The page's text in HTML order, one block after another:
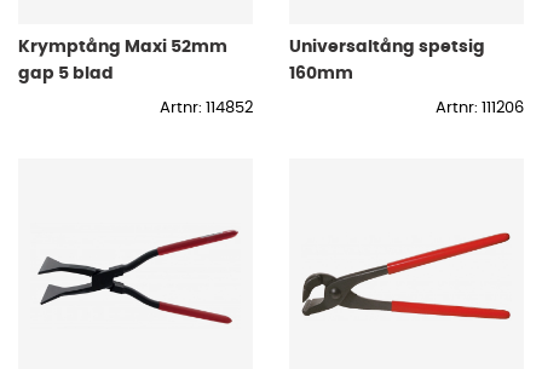
Krymptång Maxi 52mm
gap 5 blad
Artnr: 114852
Universaltång spetsig
160mm
Artnr: 111206